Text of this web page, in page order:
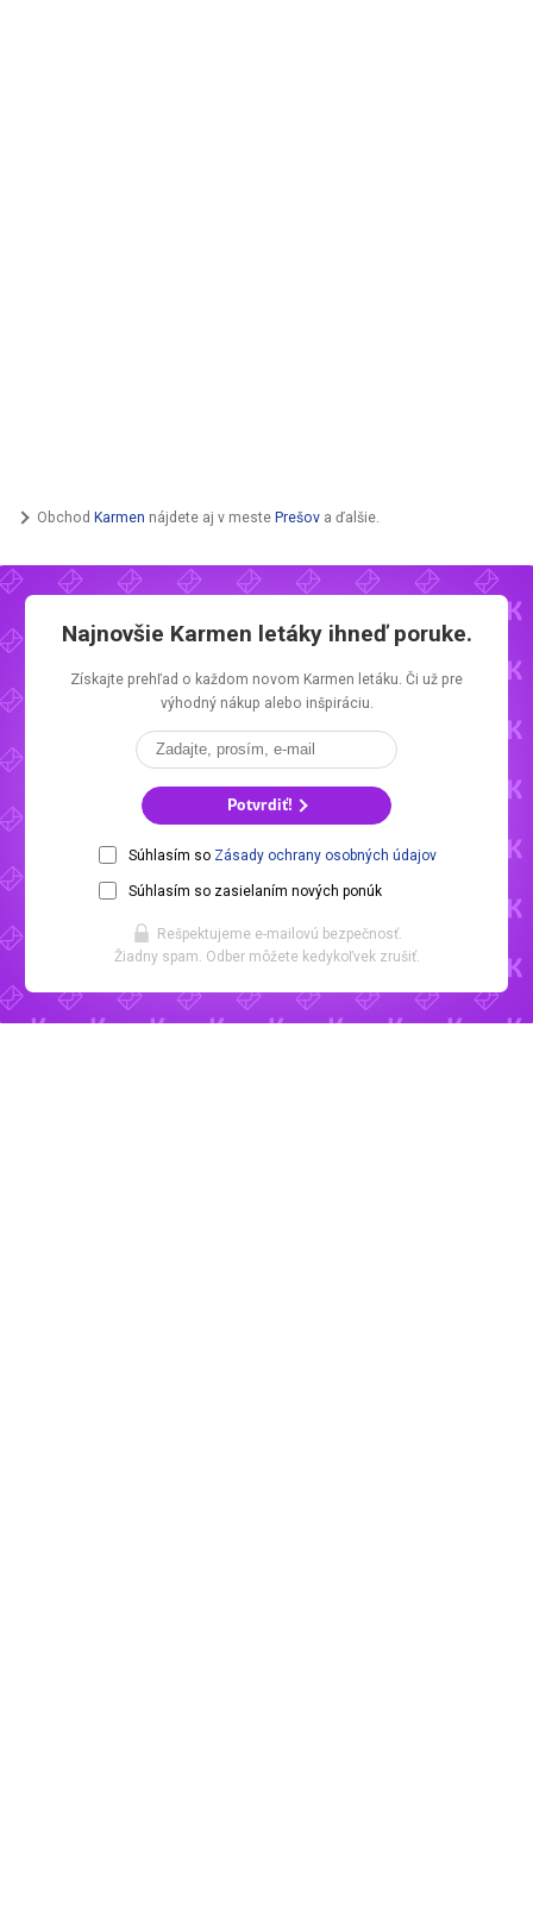
Obchod Karmen nájdete aj v meste Prešov a ďalšie.
Najnovšie Karmen letákyihneď poruke.
Získajte prehľad o každom novom Karmen letáku. Či už pre
výhodný nákup alebo inšpiráciu.
Potvrdiť!
Súhlasím so Zásady ochrany osobných údajov
Súhlasím so zasielaním nových ponúk
Rešpektujeme e-mailovú bezpečnosť.
Žiadny spam. Odber môžete kedykoľvek zrušiť.